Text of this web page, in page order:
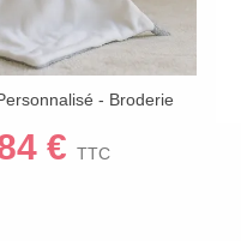
Plus
- Broderie
€ TTC